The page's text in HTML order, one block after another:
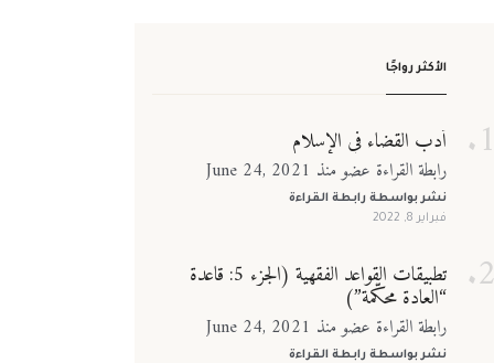
الأكثر رواجًا
أدب القضاء في الإسلام
رابطة القراءة عضو منذ June 24, 2021
نشر بواسطةرابطة القراءة
فبراير 8, 2022
تطبيقات القواعد الفقهية (الجزء 5: قاعدة
“العادة محكّمة”)
رابطة القراءة عضو منذ June 24, 2021
نشر بواسطةرابطة القراءة